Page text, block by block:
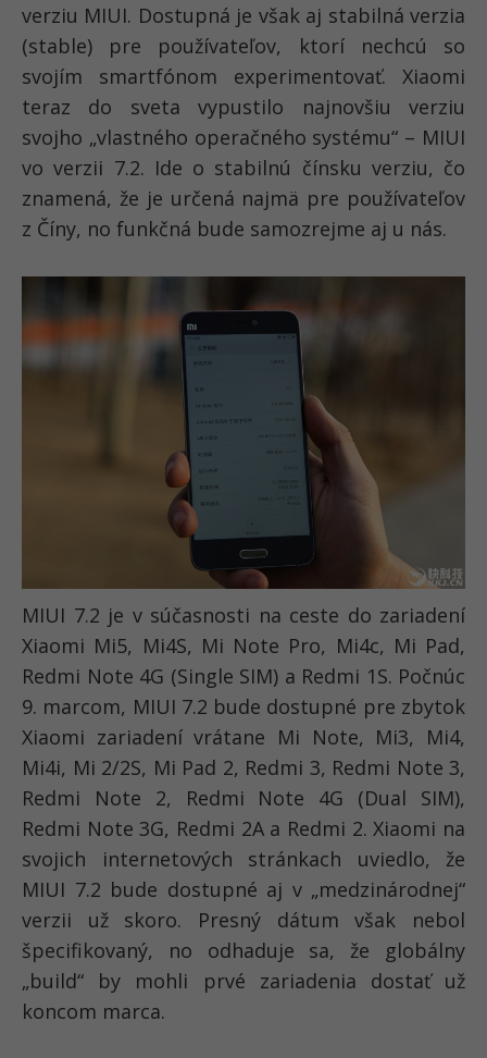
verziu MIUI. Dostupná je však aj stabilná verzia
(stable) pre používateľov, ktorí nechcú so
svojím smartfónom experimentovať. Xiaomi
teraz do sveta vypustilo najnovšiu verziu
svojho „vlastného operačného systému“ – MIUI
vo verzii 7.2. Ide o stabilnú čínsku verziu, čo
znamená, že je určená najmä pre používateľov
z Číny, no funkčná bude samozrejme aj u nás.
MIUI 7.2 je v súčasnosti na ceste do zariadení
Xiaomi Mi5, Mi4S, Mi Note Pro, Mi4c, Mi Pad,
Redmi Note 4G (Single SIM) a Redmi 1S. Počnúc
9. marcom, MIUI 7.2 bude dostupné pre zbytok
Xiaomi zariadení vrátane Mi Note, Mi3, Mi4,
Mi4i, Mi 2/2S, Mi Pad 2, Redmi 3, Redmi Note 3,
Redmi Note 2, Redmi Note 4G (Dual SIM),
Redmi Note 3G, Redmi 2A a Redmi 2. Xiaomi na
svojich internetových stránkach uviedlo, že
MIUI 7.2 bude dostupné aj v „medzinárodnej“
verzii už skoro. Presný dátum však nebol
špecifikovaný, no odhaduje sa, že globálny
„build“ by mohli prvé zariadenia dostať už
koncom marca.